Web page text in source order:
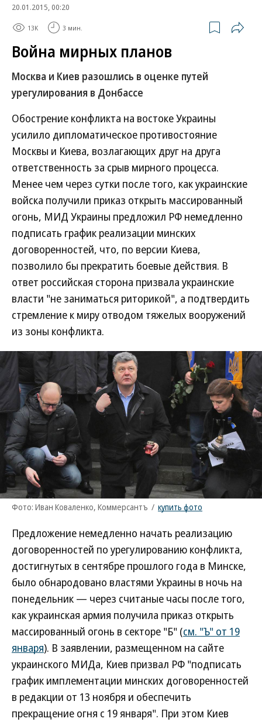
20.01.2015, 00:20
13K 3 мин.
Война мирных планов
Москва и Киев разошлись в оценке путей
урегулирования в Донбассе
Обострение конфликта на востоке Украины
усилило дипломатическое противостояние
Москвы и Киева, возлагающих друг на друга
ответственность за срыв мирного процесса.
Менее чем через сутки после того, как украинские
войска получили приказ открыть массированный
огонь, МИД Украины предложил РФ немедленно
подписать график реализации минских
договоренностей, что, по версии Киева,
позволило бы прекратить боевые действия. В
ответ российская сторона призвала украинские
власти "не заниматься риторикой", а подтвердить
стремление к миру отводом тяжелых вооружений
из зоны конфликта.
Фото: Иван Коваленко, Коммерсантъ / купить фото
Предложение немедленно начать реализацию
договоренностей по урегулированию конфликта,
достигнутых в сентябре прошлого года в Минске,
было обнародовано властями Украины в ночь на
понедельник — через считаные часы после того,
как украинская армия получила приказ открыть
массированный огонь в секторе "Б" (см. "Ъ" от 19
января). В заявлении, размещенном на сайте
украинского МИДа, Киев призвал РФ "подписать
график имплементации минских договоренностей
в редакции от 13 ноября и обеспечить
прекращение огня с 19 января". При этом Киев